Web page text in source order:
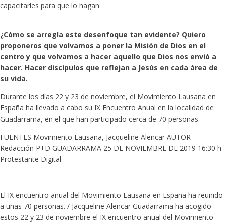
capacitarles para que lo hagan
¿Cómo se arregla este desenfoque tan evidente? Quiero
proponeros que volvamos a poner la Misión de Dios en el
centro y que volvamos a hacer aquello que Dios nos envió a
hacer. Hacer discípulos que reflejan a Jesús en cada área de
su vida.
Durante los días 22 y 23 de noviembre, el Movimiento Lausana en
España ha llevado a cabo su IX Encuentro Anual en la localidad de
Guadarrama, en el que han participado cerca de 70 personas.
FUENTES Movimiento Lausana, Jacqueline Alencar AUTOR
Redacción P+D GUADARRAMA 25 DE NOVIEMBRE DE 2019 16:30 h
Protestante Digital.
El IX encuentro anual del Movimiento Lausana en España ha reunido
a unas 70 personas. / Jacqueline Alencar Guadarrama ha acogido
estos 22 y 23 de noviembre el IX encuentro anual del Movimiento